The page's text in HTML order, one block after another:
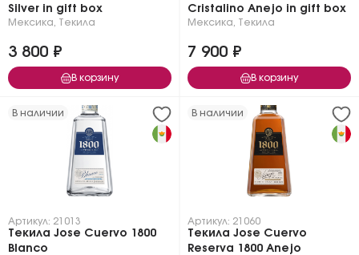
Silver in gift box
Мексика Текила
3 800 ₽
В корзину
Cristalino Anejo in gift box
Мексика Текила
7 900 ₽
В корзину
В наличии
Артикул: 21013
Текила Jose Cuervo 1800
Blanco
В наличии
Артикул: 21060
Текила Jose Cuervo
Reserva 1800 Anejo